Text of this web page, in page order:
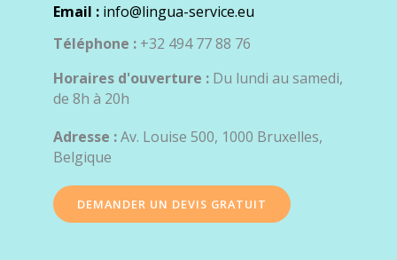
Email : info@lingua-service.eu
Téléphone : +32 494 77 88 76
Horaires d'ouverture : Du lundi au samedi,
de 8h à 20h
Adresse :Av. Louise 500, 1000 Bruxelles,
Belgique
DEMANDER UN DEVIS GRATUIT